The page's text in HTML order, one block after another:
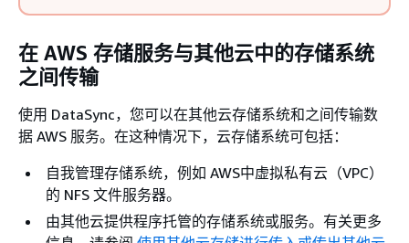
在 AWS 存储服务与其他云中的存储系统
之间传输
使用 DataSync，您可以在其他云存储系统和之间传输数
据 AWS 服务。在这种情况下，云存储系统可包括：
自我管理存储系统，例如 AWS中虚拟私有云（VPC）
的 NFS 文件服务器。
由其他云提供程序托管的存储系统或服务。有关更多